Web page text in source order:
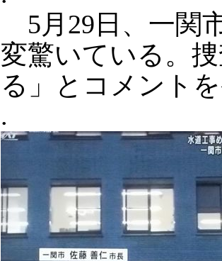
5月29日、一関
変驚いている。
る」とコメント
.